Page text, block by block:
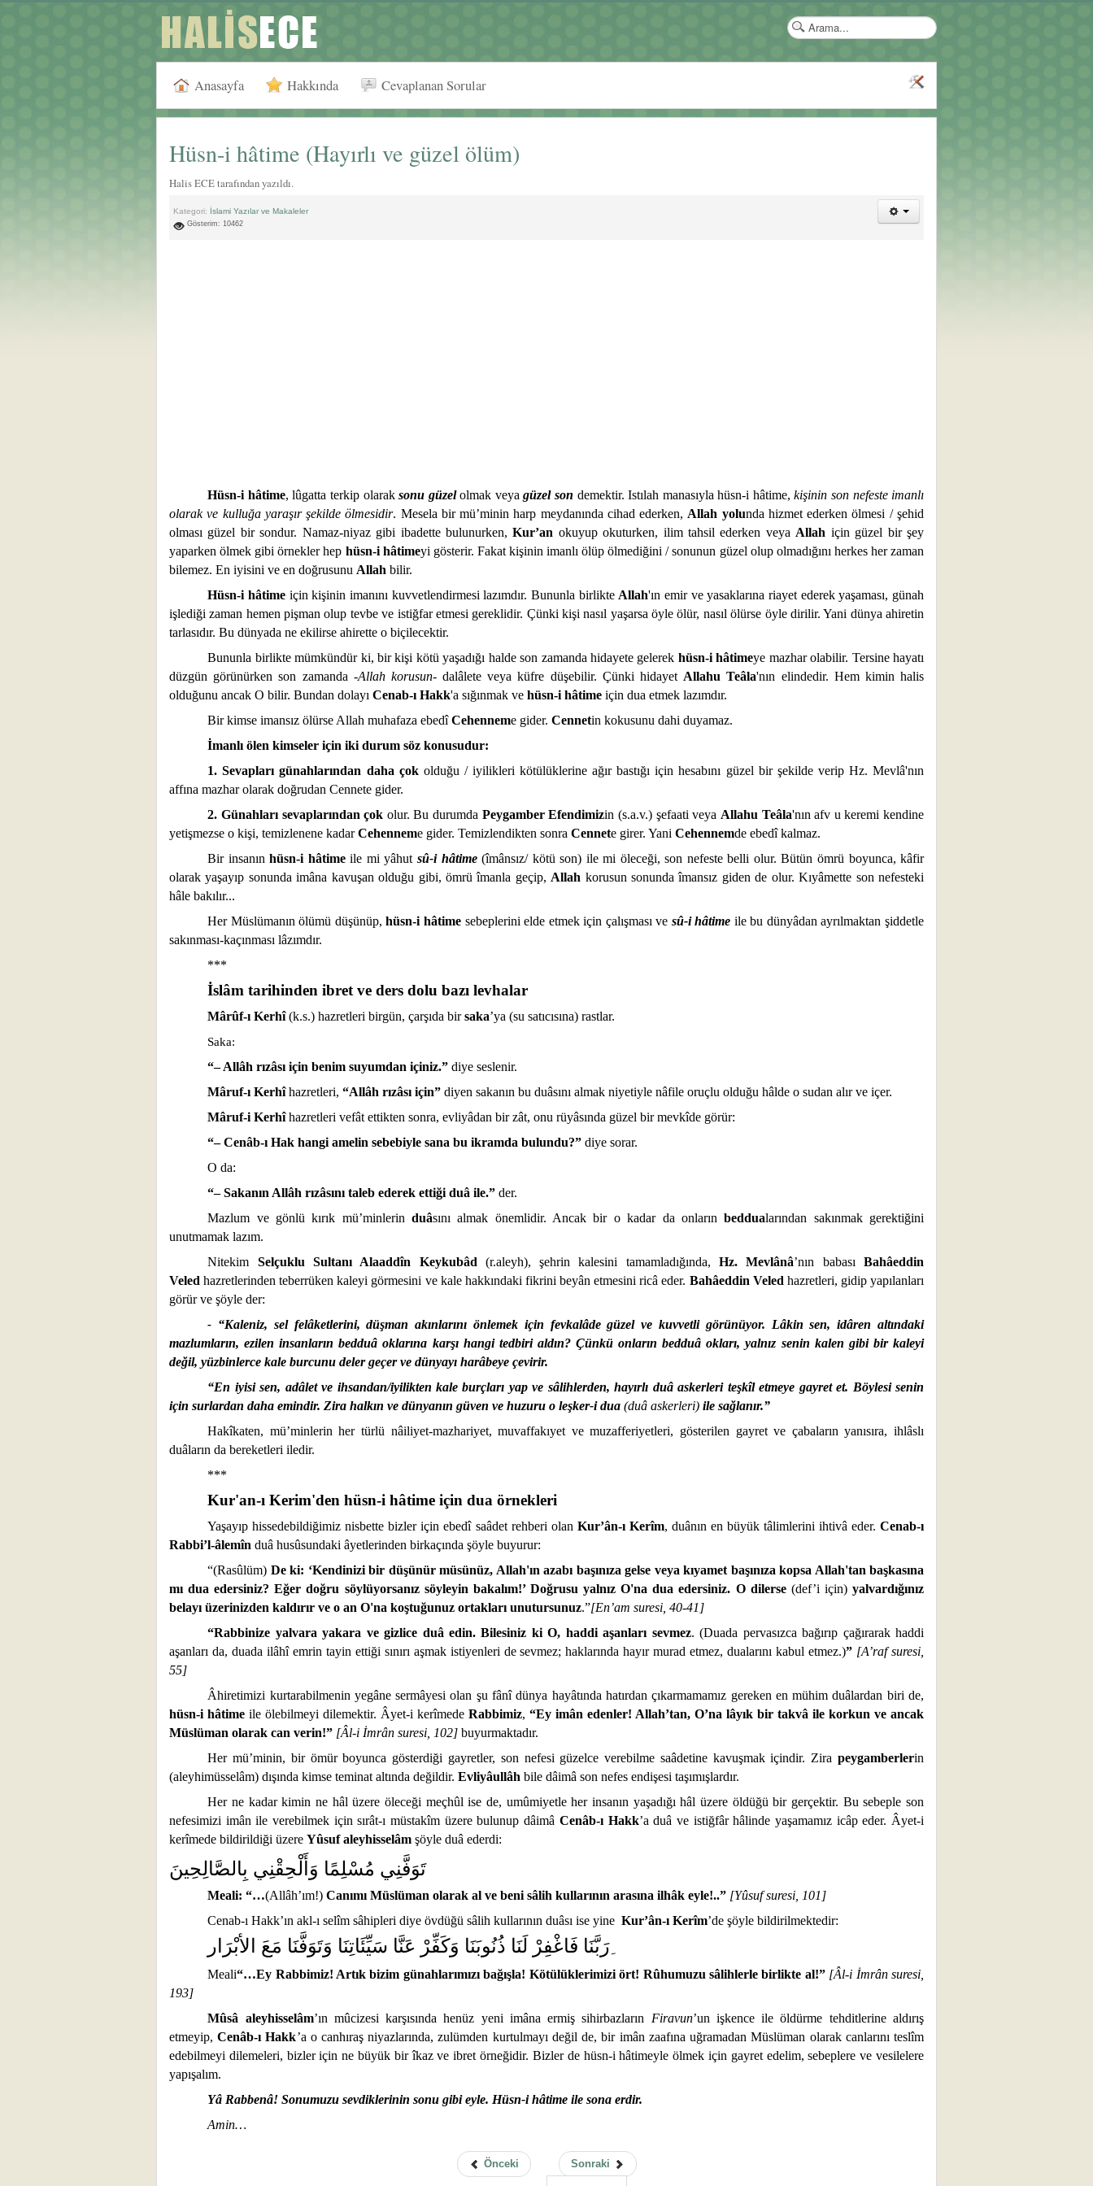
arama...
Anasayfa Hakkında Cevaplanan Sorular
Hüsn-i hâtime (Hayırlı ve güzel ölüm)
Halis ECE tarafından yazıldı.
Kategori: İslami Yazılar ve Makaleler
Gösterim: 10462
Hüsn-i hâtime, lûgatta terkip olaraksonu güzel olmak veyagüzel son demektir. Istılah manasıyla hüsn-i hâtime,kişinin son nefeste imanlı
olarak ve kulluğa yaraşır şekilde ölmesidir. Mesela bir mü’minin harp meydanında cihad ederken, Allah yolunda hizmet ederken ölmesi / şehid
olması güzel bir sondur. Namaz-niyaz gibi ibadette bulunurken,Kur’an okuyup okuturken, ilim tahsil ederken veya Allah için güzel bir şey
yaparken ölmek gibi örnekler hep hüsn-i hâtimeyi gösterir. Fakat kişinin imanlı ölüp ölmediğini / sonunun güzel olup olmadığını herkes her zaman
bilemez. En iyisini ve en doğrusunu Allah bilir.
Hüsn-i hâtimeiçin kişinin imanını kuvvetlendirmesi lazımdır. Bununla birlikte Allah'ın emir ve yasaklarına riayet ederek yaşaması, günah
işlediği zaman hemen pişman olup tevbe ve istiğfar etmesi gereklidir. Çünki kişi nasıl yaşarsa öyle ölür, nasıl ölürse öyle dirilir. Yani dünya ahiretin
tarlasıdır. Bu dünyada ne ekilirse ahirette o biçilecektir.
Bununla birlikte mümkündür ki, bir kişi kötü yaşadığı halde son zamanda hidayete gelerek hüsn-i hâtimeye mazhar olabilir. Tersine hayatı
düzgün görünürken son zamanda -Allah korusun-dalâlete veya küfre düşebilir. Çünki hidayet Allahu Teâla'nın elindedir. Hem kimin halis
olduğunu ancak O bilir. Bundan dolayı Cenab-ı Hakk'a sığınmak ve hüsn-i hâtime için dua etmek lazımdır.
Bir kimse imansız ölürse Allah muhafaza ebedîCehenneme gider.Cennetin kokusunu dahi duyamaz.
İmanlı ölen kimseler için iki durum söz konusudur:
1. Sevapları günahlarından daha çokolduğu / iyilikleri kötülüklerine ağır bastığı için hesabını güzel bir şekilde verip Hz. Mevlâ'nın
affına mazhar olarak doğrudan Cennete gider.
2. Günahları sevaplarından çok olur. Bu durumda Peygamber Efendimizin (s.a.v.) şefaati veya Allahu Teâla'nın afv u keremi kendine
yetişmezse o kişi, temizlenene kadarCehenneme gider. Temizlendikten sonra Cennete girer. Yani Cehennemde ebedî kalmaz.
Bir insanınhüsn-i hâtimeile mi yâhutsû-i hâtime(îmânsız/ kötü son) ile mi öleceği, son nefeste belli olur. Bütün ömrü boyunca, kâfir
olarak yaşayıp sonunda imâna kavuşan olduğu gibi, ömrü îmanla geçip, Allah korusun sonunda îmansız giden de olur. Kıyâmette son nefesteki
hâle bakılır...
Her Müslümanın ölümü düşünüp,hüsn-i hâtimesebeplerini elde etmek için çalışması ve sû-i hâtime ile bu dünyâdan ayrılmaktan şiddetle
sakınması-kaçınması lâzımdır.
***
İslâm tarihinden ibret ve ders dolu bazı levhalar
Mârûf-ı Kerhî(k.s.) hazretleri birgün, çarşıda birsaka’ya (su satıcısına) rastlar.
Saka:
“– Allâh rızâsı için benim suyumdan içiniz.” diye seslenir.
Mâruf-ı Kerhîhazretleri,“Allâh rızâsı için” diyen sakanın bu duâsını almak niyetiyle nâfile oruçlu olduğu hâlde o sudan alır ve içer.
Mâruf-i Kerhîhazretleri vefât ettikten sonra, evliyâdan bir zât, onu rüyâsında güzel bir mevkîde görür:
“– Cenâb-ı Hak hangi amelin sebebiyle sana bu ikramda bulundu?” diye sorar.
O da:
“– Sakanın Allâh rızâsını taleb ederek ettiği duâ ile.” der.
Mazlum ve gönlü kırık mü’minlerinduâsını almak önemlidir. Ancak bir o kadar da onlarınbeddualarından sakınmak gerektiğini
unutmamak lazım.
Nitekim Selçuklu Sultanı Alaaddîn Keykubâd (r.aleyh), şehrin kalesini tamamladığında,Hz. Mevlânâ’nın babasıBahâeddin
Veled hazretlerinden teberrüken kaleyi görmesini ve kale hakkındaki fikrini beyân etmesini ricâ eder. Bahâeddin Veled hazretleri, gidip yapılanları
görür ve şöyle der:
- “Kaleniz, sel felâketlerini, düşman akınlarını önlemek için fevkalâde güzel ve kuvvetli görünüyor. Lâkin sen, idâren altındaki
mazlumların, ezilen insanların bedduâ oklarına karşı hangi tedbiri aldın? Çünkü onların bedduâ okları, yalnız senin kalen gibi bir kaleyi
değil, yüzbinlerce kale burcunu deler geçer ve dünyayı harâbeye çevirir.
“En iyisi sen, adâlet ve ihsandan/iyilikten kale burçları yap ve sâlihlerden, hayırlı duâ askerleri teşkîl etmeye gayret et. Böylesi senin
için surlardan daha emindir. Zira halkın ve dünyanın güven ve huzuru o leşker-i dua (duâ askerleri) ile sağlanır.”
Hakîkaten, mü’minlerin her türlü nâiliyet-mazhariyet, muvaffakıyet ve muzafferiyetleri, gösterilen gayret ve çabaların yanısıra, ihlâslı
duâların da bereketleri iledir.
***
Kur'an-ı Kerim'den hüsn-i hâtime için dua örnekleri
Yaşayıp hissedebildiğimiz nisbette bizler için ebedî saâdet rehberi olan Kur’ân-ı Kerîm, duânın en büyük tâlimlerini ihtivâ eder.Cenab-ı
Rabbi’l-âlemîn duâ husûsundaki âyetlerinden birkaçında şöyle buyurur:
“(Rasûlüm) De ki: ‘Kendinizi bir düşünür müsünüz, Allah'ın azabı başınıza gelse veya kıyamet başınıza kopsa Allah'tan başkasına
mı dua edersiniz? Eğer doğru söylüyorsanız söyleyin bakalım!’ Doğrusu yalnız O'na dua edersiniz. O dilerse(def’i için)yalvardığınız
belayı üzerinizden kaldırır ve o an O'na koştuğunuz ortakları unutursunuz.”[En’am suresi, 40-41]
“Rabbinize yalvara yakara ve gizlice duâ edin. Bilesiniz ki O, haddi aşanları sevmez. (Duada pervasızca bağırıp çağırarak haddi
aşanları da, duada ilâhî emrin tayin ettiği sınırı aşmak istiyenleri de sevmez; haklarında hayır murad etmez, dualarını kabul etmez.)” [A’raf suresi,
55]
Âhiretimizi kurtarabilmenin yegâne sermâyesi olan şu fânî dünya hayâtında hatırdan çıkarmamamız gereken en mühim duâlardan biri de,
hüsn-i hâtime ile ölebilmeyi dilemektir. Âyet-i kerîmede Rabbimiz, “Ey imân edenler! Allah’tan, O’na lâyık bir takvâ ile korkun ve ancak
Müslüman olarak can verin!” [Âl-i İmrân suresi, 102] buyurmaktadır.
Her mü’minin, bir ömür boyunca gösterdiği gayretler, son nefesi güzelce verebilme saâdetine kavuşmak içindir. Zira peygamberlerin
(aleyhimüsselâm) dışında kimse teminat altında değildir. Evliyâullâh bile dâimâ son nefes endişesi taşımışlardır.
Her ne kadar kimin ne hâl üzere öleceği meçhûl ise de, umûmiyetle her insanın yaşadığı hâl üzere öldüğü bir gerçektir. Bu sebeple son
nefesimizi imân ile verebilmek için sırât-ı müstakîm üzere bulunup dâimâ Cenâb-ı Hakk’a duâ ve istiğfâr hâlinde yaşamamız icâp eder. Âyet-i
kerîmede bildirildiği üzere Yûsuf aleyhisselâm şöyle duâ ederdi:
تَوَفَّنِي مُسْلِمًا وَأَلْحِقْنِي بِالصَّالِحِينَ
Meali: “…(Allâh’ım!)Canımı Müslüman olarak al ve beni sâlih kullarının arasına ilhâk eyle!..” [Yûsuf suresi, 101]
Cenab-ı Hakk’ın akl-ı selîm sâhipleri diye övdüğü sâlih kullarının duâsı ise yineKur’ân-ı Kerîm’de şöyle bildirilmektedir:
رَبَّنَا فَاغْفِرْ لَنَا ذُنُوبَنَا وَكَفِّرْ عَنَّا سَيِّئَاتِنَا وَتَوَفَّنَا مَعَ الأبْرَار
Meali“…Ey Rabbimiz! Artık bizim günahlarımızı bağışla! Kötülüklerimizi ört! Rûhumuzu sâlihlerle birlikte al!” [Âl-i İmrân suresi,
193]
Mûsâ aleyhisselâm’ın mûcizesi karşısında henüz yeni imâna ermiş sihirbazların Firavun’un işkence ile öldürme tehditlerine aldırış
etmeyip,Cenâb-ı Hakk’a o canhıraş niyazlarında, zulümden kurtulmayı değil de, bir imân zaafına uğramadan Müslüman olarak canlarını teslîm
edebilmeyi dilemeleri, bizler için ne büyük bir îkaz ve ibret örneğidir. Bizler de hüsn-i hâtimeyle ölmek için gayret edelim, sebeplere ve vesilelere
yapışalım.
Yâ Rabbenâ! Sonumuzu sevdiklerinin sonu gibi eyle. Hüsn-i hâtime ile sona erdir.
Amin…
Önceki Sonraki